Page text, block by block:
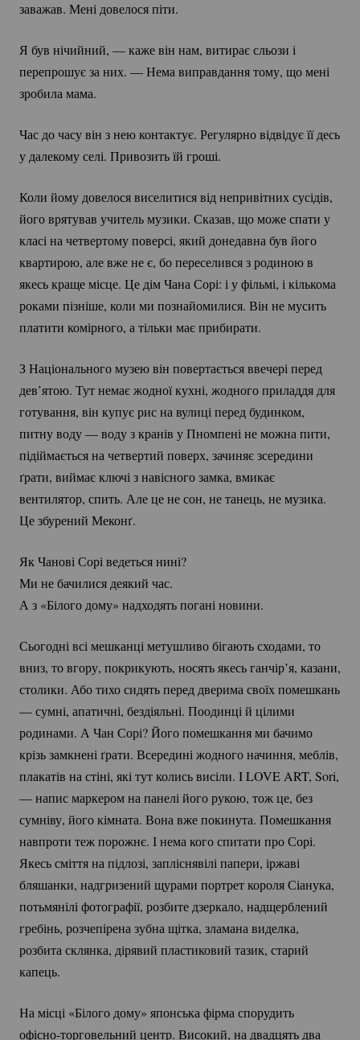
заважав. Мені довелося піти.
Я був нічийний, — каже він нам, витирає сльози і
перепрошує за них. — Нема виправдання тому, що мені
зробила мама.
Час до часу він з нею контактує. Регулярно відвідує її десь
у далекому селі. Привозить їй гроші.
Коли йому довелося виселитися від непривітних сусідів,
його врятував учитель музики. Сказав, що може спати у
класі на четвертому поверсі, який донедавна був його
квартирою, але вже не є, бо переселився з родиною в
якесь краще місце. Це дім Чана Сорі: і у фільмі, і кількома
роками пізніше, коли ми познайомилися. Він не мусить
платити комірного, а тільки має прибирати.
З Національного музею він повертається ввечері перед
дев’ятою. Тут немає жодної кухні, жодного приладдя для
готування, він купує рис на вулиці перед будинком,
питну воду — воду з кранів у Пномпені не можна пити,
підіймається на четвертий поверх, зачиняє зсередини
ґрати, виймає ключі з навісного замка, вмикає
вентилятор, спить. Але це не сон, не танець, не музика.
Це збурений Меконґ.
Як Чанові Сорі ведеться нині?
Ми не бачилися деякий час.
А з «Білого дому» надходять погані новини.
Сьогодні всі мешканці метушливо бігають сходами, то
вниз, то вгору, покрикують, носять якесь ганчір’я, казани,
столики. Або тихо сидять перед дверима своїх помешкань
— сумні, апатичні, бездіяльні. Поодинці й цілими
родинами. А Чан Сорі? Його помешкання ми бачимо
крізь замкнені ґрати. Всередині жодного начиння, меблів,
плакатів на стіні, які тут колись висіли. I LOVE ART, Sori,
— напис маркером на панелі його рукою, тож це, без
сумніву, його кімната. Вона вже покинута. Помешкання
навпроти теж порожнє. І нема кого спитати про Сорі.
Якесь сміття на підлозі, запліснявілі папери, іржаві
бляшанки, надгризений щурами портрет короля Сіанука,
потьмянілі фотографії, розбите дзеркало, надщерблений
гребінь, розчепірена зубна щітка, зламана виделка,
розбита склянка, дірявий пластиковий тазик, старий
капець.
На місці «Білого дому» японська фірма спорудить
офісно-торговельний центр. Високий, на двадцять два